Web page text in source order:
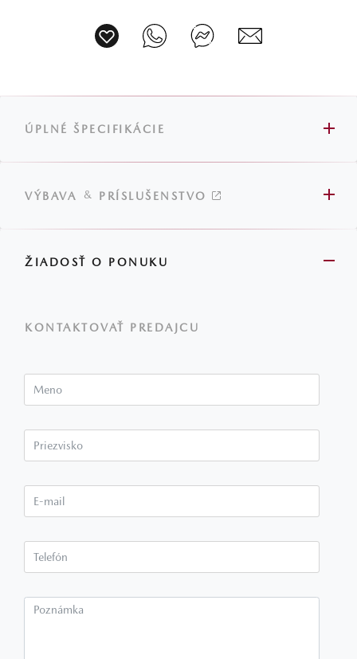
ÚPLNÉ ŠPECIFIKÁCIE
VÝBAVA & PRÍSLUŠENSTVO
ŽIADOSŤ O PONUKU
KONTAKTOVAŤ PREDAJCU